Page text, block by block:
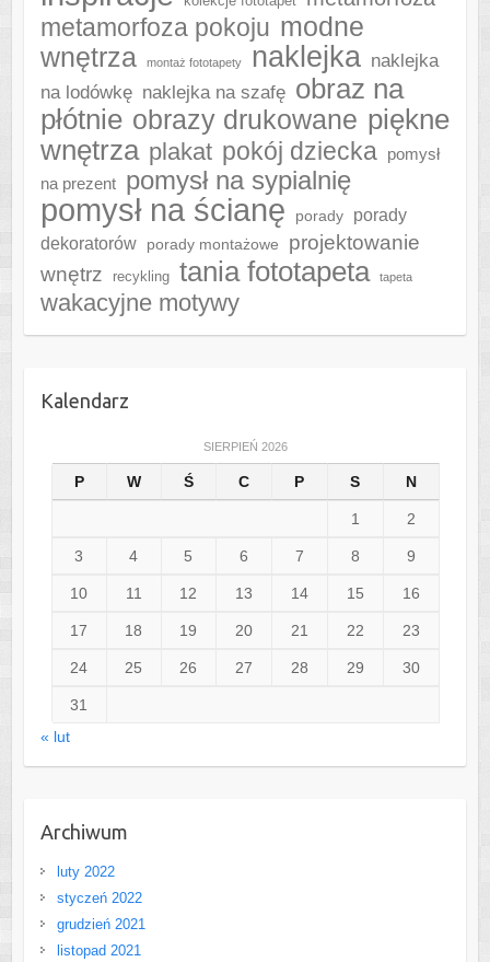
metamorfoza pokoju modne
wnętrza
montaż fototapety naklejka naklejka
na lodówkę naklejka na szafę obraz na
płótnie obrazy drukowane piękne
wnętrza plakat pokój dziecka pomysł
na prezent pomysł na sypialnię
pomysł na ścianę porady
porady
dekoratorów
porady montażowe
projektowanie
wnętrz
recykling tania fototapeta tapeta
wakacyjne motywy
Kalendarz
SIERPIEŃ 2026
P W Ś C P S N
1 2
3 4 5 6 7 8 9
10 11 12 13 14 15 16
17 18 19 20 21 22 23
24 25 26 27 28 29 30
31
« lut
Archiwum
luty 2022
styczeń 2022
grudzień 2021
listopad 2021